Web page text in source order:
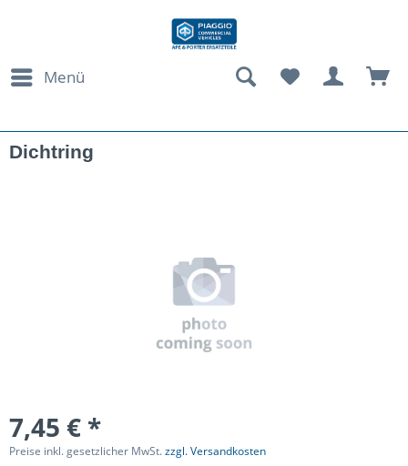
Menü
Dichtring
7,45 € *
Preise inkl. gesetzlicher MwSt.zzgl. Versandkosten